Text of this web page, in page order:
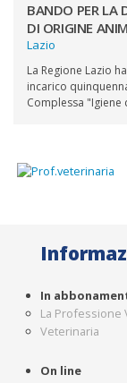
BANDO PER LA
DI ORIGINE
Lazio
La Regione Lazio
incarico
Complessa
In
La Professione
Veterinaria
On line